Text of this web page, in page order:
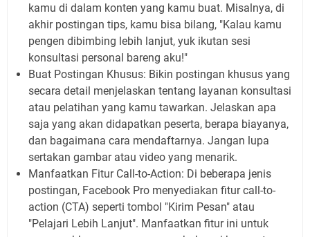
kamu di dalam konten yang kamu buat. Misalnya, di
akhir postingan tips, kamu bisa bilang, "Kalau kamu
pengen dibimbing lebih lanjut, yuk ikutan sesi
konsultasi personal bareng aku!"
Buat Postingan Khusus: Bikin postingan khusus yang
secara detail menjelaskan tentang layanan konsultasi
atau pelatihan yang kamu tawarkan. Jelaskan apa
saja yang akan didapatkan peserta, berapa biayanya,
dan bagaimana cara mendaftarnya. Jangan lupa
sertakan gambar atau video yang menarik.
Manfaatkan Fitur Call-to-Action: Di beberapa jenis
postingan, Facebook Pro menyediakan fiturcall-to-
action (CTA) seperti tombol "Kirim Pesan" atau
"Pelajari Lebih Lanjut". Manfaatkan fitur ini untuk